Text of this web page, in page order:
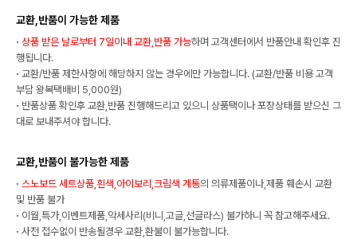
교환,반품이 가능한 제품
· 상품 받은 날로부터 7일이내 교환,반품 가능하며 고객센터에서 반품안내 확인후 진
행됩니다.
· 교환/반품 제한사항에 해당하지 않는 경우에만 가능합니다. (교환/반품 비용 고객
부담 왕복택배비 5,000원)
· 반품상품 확인후 교환,반품 진행해드리고 있으니 상품택이나 포장상태를 받으신 그
대로 보내주셔야 합니다.
교환,반품이 불가능한 제품
· 스노보드 세트상품,흰색,아이보리,크림색 계통의 의류제품이나,제품 훼손시 교환
및 반품 불가
· 이월,특가,이벤트제품,악세사리(비니,고글,선글라스) 불가하니 꼭 참고해주세요.
· 사전 접수없이 반송될경우 교환,환불이 불가능합니다.